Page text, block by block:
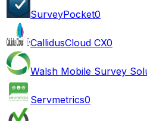
SurveyPocket0
CallidusCloud CX0
Walsh Mobile Survey
Servmetrics0